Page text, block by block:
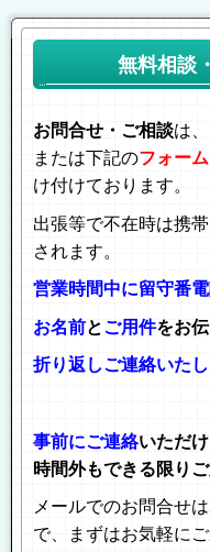
無料相談
お問合せ・ご相談は、
または下記のフォーム
け付けております。
出張等で不在時は携
されます。
営業時間中に留守番
お名前とご用件をお伝
折り返しご連絡いた
事前にご連絡いただ
時間外もできる限り
メールでのお問合せ
で、まずはお気軽にご